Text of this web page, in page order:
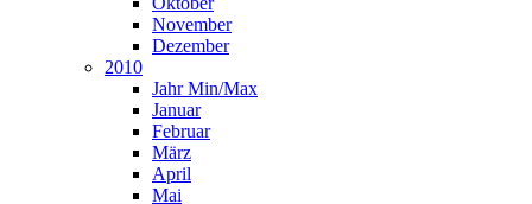
November
Dezember
2010
Jahr Min/Max
Januar
Februar
März
April
Mai